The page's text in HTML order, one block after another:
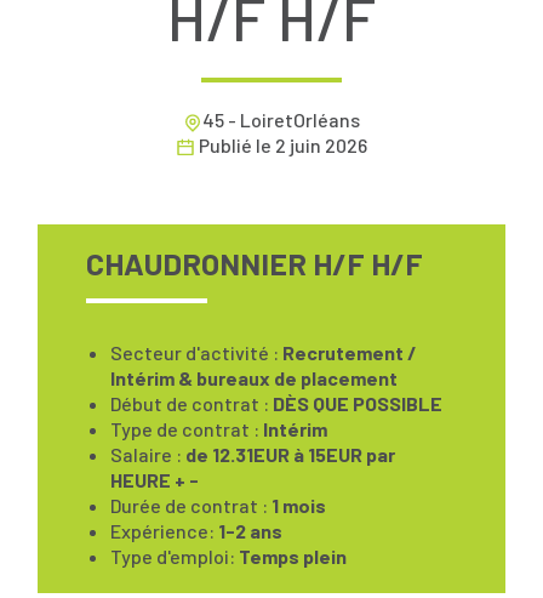
H/F H/F
45 - LoiretOrléans
Publié le 2 juin 2026
CHAUDRONNIER H/F H/F
Secteur d'activité : Recrutement /
Intérim & bureaux de placement
Début de contrat : DÈS QUE POSSIBLE
Type de contrat : Intérim
Salaire : de 12.31EUR à 15EUR par
HEURE + -
Durée de contrat : 1 mois
Expérience: 1-2 ans
Type d'emploi: Temps plein